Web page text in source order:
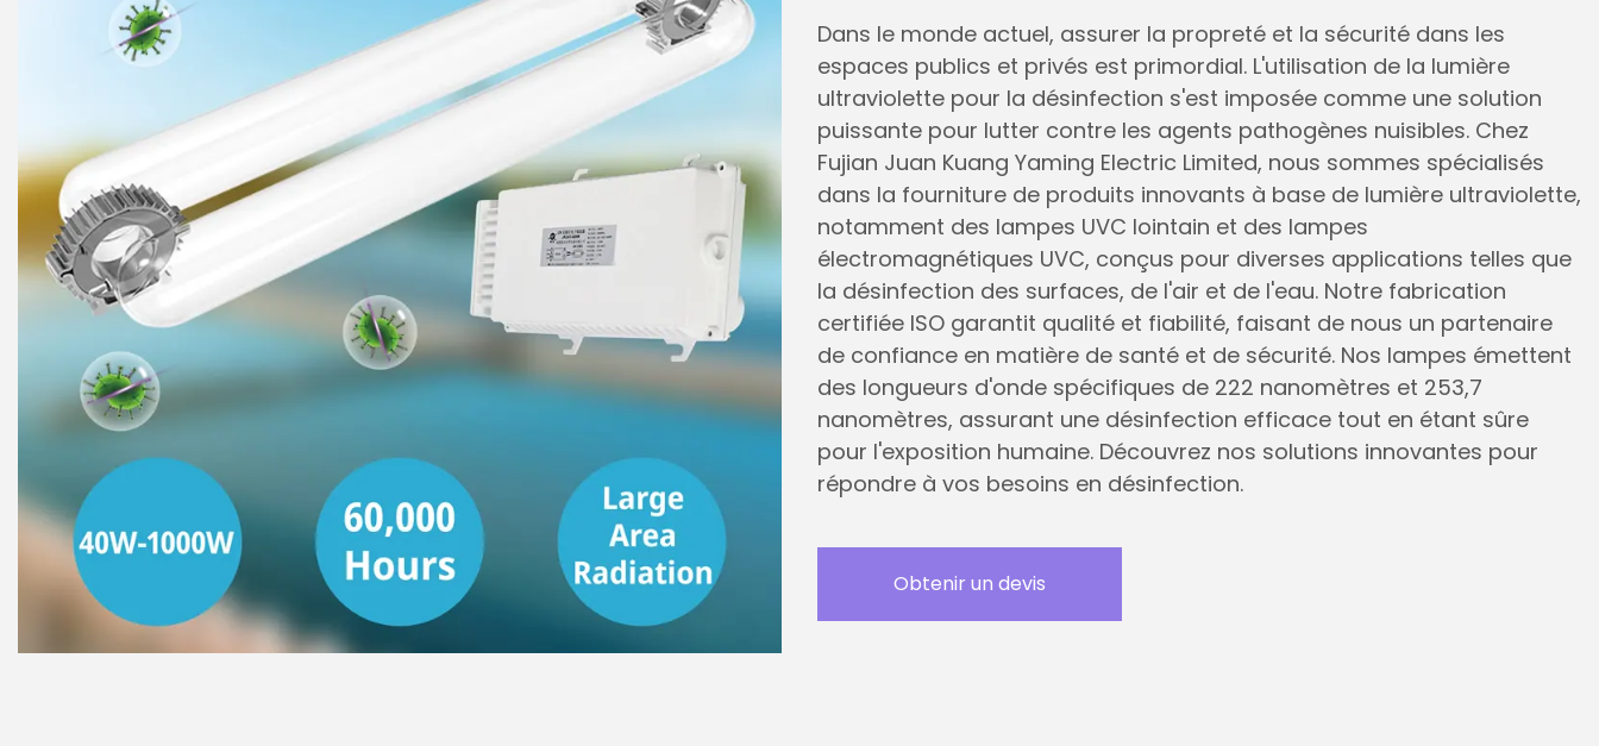
Dans le monde actuel, assurer la propreté et la sécurité dans les
espaces publics et privés est primordial. L'utilisation de la lumière
ultraviolette pour la désinfection s'est imposée comme une solution
puissante pour lutter contre les agents pathogènes nuisibles. Chez
Fujian Juan Kuang Yaming Electric Limited, nous sommes spécialisés
dans la fourniture de produits innovants à base de lumière ultraviolette,
notamment des lampes UVC lointain et des lampes
électromagnétiques UVC, conçus pour diverses applications telles que
la désinfection des surfaces, de l'air et de l'eau. Notre fabrication
certifiée ISO garantit qualité et fiabilité, faisant de nous un partenaire
de confiance en matière de santé et de sécurité. Nos lampes émettent
des longueurs d'onde spécifiques de 222 nanomètres et 253,7
nanomètres, assurant une désinfection efficace tout en étant sûre
pour l'exposition humaine. Découvrez nos solutions innovantes pour
répondre à vos besoins en désinfection.
Obtenir un devis